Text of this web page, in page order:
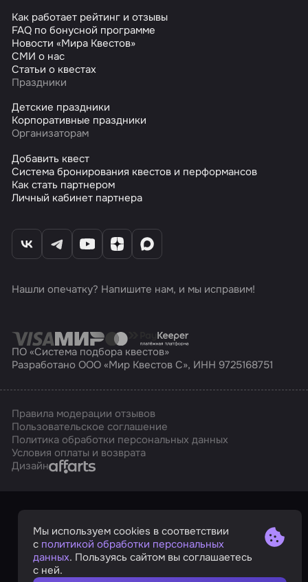
Как работает рейтинг и отзывы
FAQ по бонусной программе
Новости «Мира Квестов»
СМИ о нас
Статьи о квестах
Праздники
Детские праздники
Корпоративные праздники
Организаторам
Добавить квест
Система бронирования квестов и перформансов
Как стать партнером
Личный кабинет партнера
Нашли опечатку? Напишите нам, и мы исправим!
ПО «Система подбора квестов»
Разработано ООО «Мир Квестов С», ИНН 9725168751
Правила модерации отзывов
Пользовательское соглашение
Политика обработки персональных данных
Условия оплаты и возврата
ДизайнAffarts
Мы используем cookies в соответствии
с политикой обработки персональных
данных. Пользуясь сайтом вы соглашаетесь
с ней.